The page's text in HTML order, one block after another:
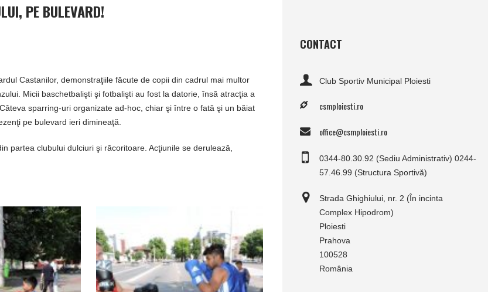
PE BULEVARD!
Castanilor, demonstraţiile făcute de copii din cadrul mai multor
Micii baschetbalişti şi fotbalişti au fost la datorie, însă atracţia a
sparring-uri organizate ad-hoc, chiar şi între o fată şi un băiat
pe bulevard ieri dimineaţă.
partea clubului dulciuri şi răcoritoare. Acţiunile se derulează,
CONTACT
Club Sportiv Municipal Ploiesti
csmploiesti.ro
office@csmploiesti.ro
0344-80.30.92 (Sediu Administrativ) 0244-
57.46.99 (Structura Sportivă)
Strada Ghighiului, nr. 2 (În incinta
Complex Hipodrom)
Ploiesti
Prahova
100528
România